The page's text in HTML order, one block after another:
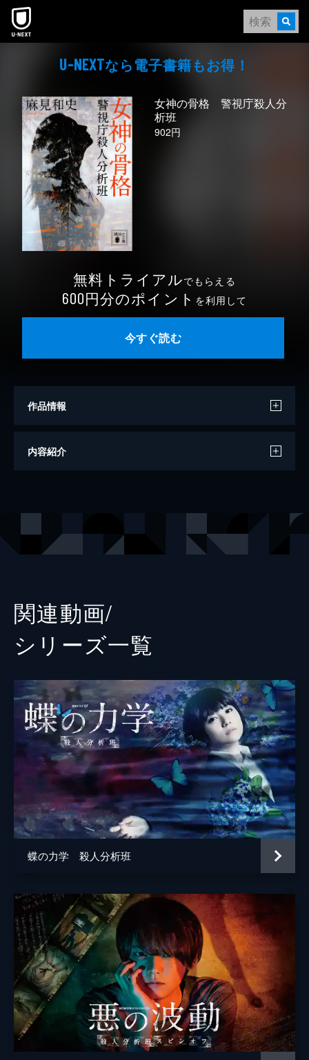
本文へスキップ
U-NEXTなら電⼦書籍もお得！
女神の骨格 警視庁殺人分
析班
902円
無料トライアルでもらえる
600円分のポイント を利用して
今すぐ読む
作品情報
著者
内容紹介
関連動画/
シリーズ⼀覧
蝶の力学 殺人分析班